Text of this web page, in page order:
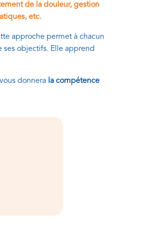
de la douleur, gestion
etc.
approche permet à chacun
objectifs. Elle apprend
donnera la compétence